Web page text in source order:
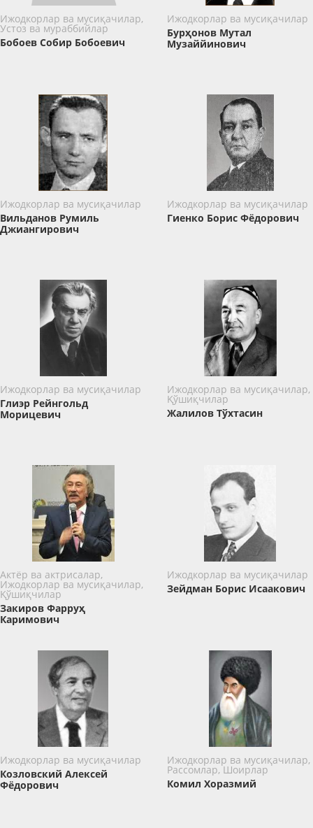
Ижодкорлар ва мусиқачилар,
Устоз ва мураббийлар
Бобоев Собир Бобоевич
Ижодкорлар ва мусиқачилар
Бурҳонов Мутал
Музаййинович
Ижодкорлар ва мусиқачилар
Вильданов Румиль
Джиангирович
Ижодкорлар ва мусиқачилар
Гиенко Борис Фёдорович
Ижодкорлар ва мусиқачилар
Глиэр Рейнгольд
Морицевич
Ижодкорлар ва мусиқачилар,
Қўшиқчилар
Жалилов Тўхтасин
Актёр ва актрисалар,
Ижодкорлар ва мусиқачилар,
Қўшиқчилар
Закиров Фарруҳ
Каримович
Ижодкорлар ва мусиқачилар
Зейдман Борис Исаакович
Ижодкорлар ва мусиқачилар
Козловский Алексей
Фёдорович
Ижодкорлар ва мусиқачилар,
Рассомлар, Шоирлар
Комил Хоразмий